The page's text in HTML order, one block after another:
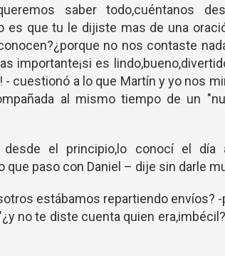
saber todo,cuéntanos
es que tu le dijiste mas de una
no nos contaste
importante¡si es
- cuestionó a lo que Martín y yo nos
al mismo tiempo de un
desde el principio,lo conocí el
que paso con Daniel – dije sin darle
estábamos repartiendo envíos?
no te diste cuenta quien